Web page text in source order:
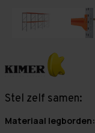
Stel zelf samen:
Materiaal legborden: